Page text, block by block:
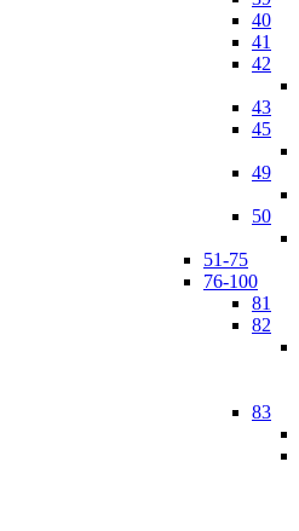
40
41
42
43
45
49
50
51-75
76-100
81
82
83